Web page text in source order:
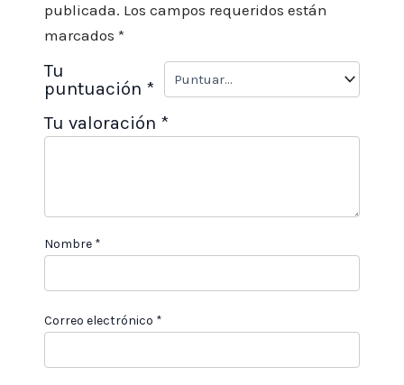
publicada. Los campos requeridos están
marcados*
Tu
puntuación *
Tu valoración *
Nombre *
Correo electrónico *